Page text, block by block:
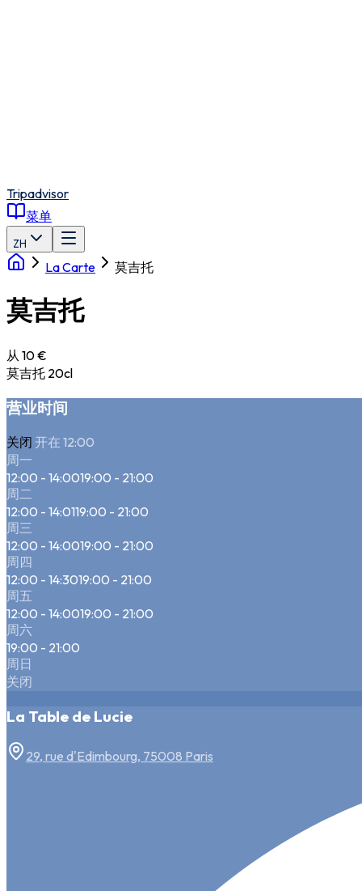
Tripadvisor
菜单
ZH
La Carte 莫吉托
莫吉托
从 10 €
莫吉托 20cl
营业时间
关闭 开在 12:00
周一
12:00 - 14:0019:00 - 21:00
周二
12:00 - 14:0119:00 - 21:00
周三
12:00 - 14:0019:00 - 21:00
周四
12:00 - 14:3019:00 - 21:00
周五
12:00 - 14:0019:00 - 21:00
周六
19:00 - 21:00
周日
关闭
La Table de Lucie
29, rue d'Edimbourg, 75008 Paris